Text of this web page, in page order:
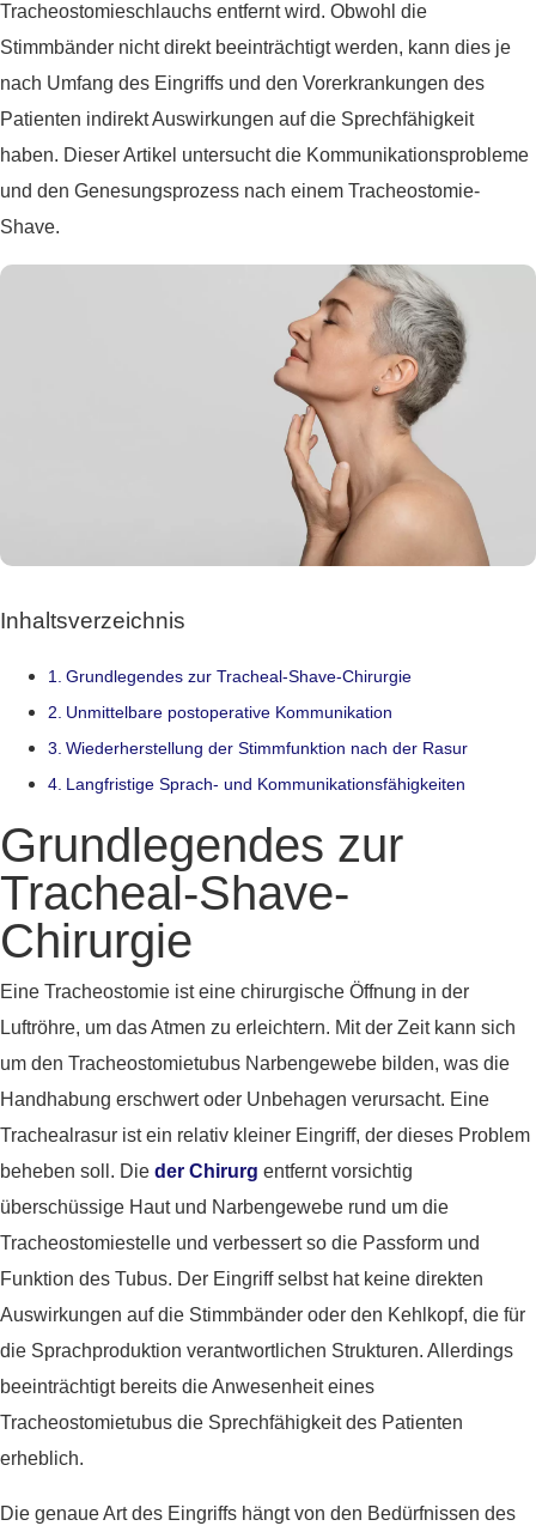
Tracheostomieschlauchs entfernt wird. Obwohl die
Stimmbänder nicht direkt beeinträchtigt werden, kann dies je
nach Umfang des Eingriffs und den Vorerkrankungen des
Patienten indirekt Auswirkungen auf die Sprechfähigkeit
haben. Dieser Artikel untersucht die Kommunikationsprobleme
und den Genesungsprozess nach einem Tracheostomie-
Shave.
Inhaltsverzeichnis
Grundlegendes zur Tracheal-Shave-Chirurgie
Unmittelbare postoperative Kommunikation
Wiederherstellung der Stimmfunktion nach der Rasur
Langfristige Sprach- und Kommunikationsfähigkeiten
Grundlegendes zur
Tracheal-Shave-
Chirurgie
Eine Tracheostomie ist eine chirurgische Öffnung in der
Luftröhre, um das Atmen zu erleichtern. Mit der Zeit kann sich
um den Tracheostomietubus Narbengewebe bilden, was die
Handhabung erschwert oder Unbehagen verursacht. Eine
Trachealrasur ist ein relativ kleiner Eingriff, der dieses Problem
beheben soll. Die der Chirurg entfernt vorsichtig
überschüssige Haut und Narbengewebe rund um die
Tracheostomiestelle und verbessert so die Passform und
Funktion des Tubus. Der Eingriff selbst hat keine direkten
Auswirkungen auf die Stimmbänder oder den Kehlkopf, die für
die Sprachproduktion verantwortlichen Strukturen. Allerdings
beeinträchtigt bereits die Anwesenheit eines
Tracheostomietubus die Sprechfähigkeit des Patienten
erheblich.
Die genaue Art des Eingriffs hängt von den Bedürfnissen des